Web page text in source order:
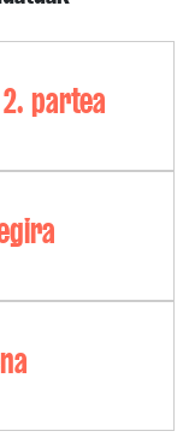
partea